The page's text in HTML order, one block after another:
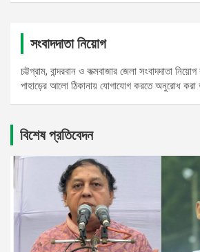
সংবাদদাতা নিয়োগ
চট্টগ্রাম, বান্দরবান ও কক্মবাজার জেলা সংবাদদাতা
পাহাড়ের আলো ঠিকানায় যোগাযোগ করতে অনুরোধ
বিশেষ প্রতিবেদন